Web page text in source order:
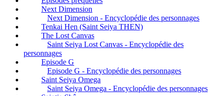
Next Dimension
Next Dimension - Encyclopédie des personnages
Tenkai Hen (Saint Seiya THEN)
The Lost Canvas
Saint Seiya Lost Canvas - Encyclopédie des
personnages
Episode G
Episode G - Encyclopédie des personnages
Saint Seiya Omega
Saint Seiya Omega - Encyclopédie des personnages